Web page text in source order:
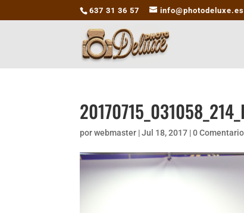
637 31 36 57 info@photodeluxe.es
porwebmaster |Jul 18, 2017 |0